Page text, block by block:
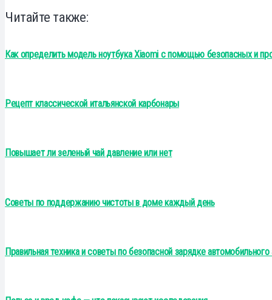
Читайте также:
Как определить модель ноутбука Xiaomi с помощью безопасных и
Рецепт классической итальянской карбонары
Повышает ли зеленый чай давление или нет
Советы по поддержанию чистоты в доме каждый день
Правильная техника и советы по безопасной зарядке